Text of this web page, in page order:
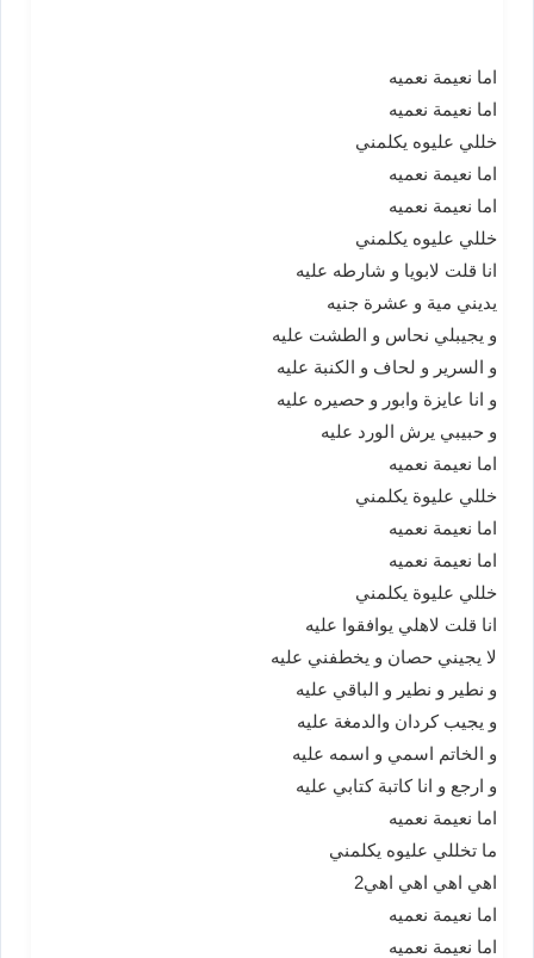
اما نعيمة نعميه
اما نعيمة نعميه
خللي عليوه يكلمني
اما نعيمة نعميه
اما نعيمة نعميه
خللي عليوه يكلمني
انا قلت لابويا و شارطه عليه
يديني مية و عشرة جنيه
و يجيبلي نحاس و الطشت عليه
و السرير و لحاف و الكنبة عليه
و انا عايزة وابور و حصيره عليه
و حبيبي يرش الورد عليه
اما نعيمة نعميه
خللي عليوة يكلمني
اما نعيمة نعميه
اما نعيمة نعميه
خللي عليوة يكلمني
انا قلت لاهلي يوافقوا عليه
لا يجيني حصان و يخطفني عليه
و نطير و نطير و الباقي عليه
و يجيب كردان والدمغة عليه
و الخاتم اسمي و اسمه عليه
و ارجع و انا كاتبة كتابي عليه
اما نعيمة نعميه
ما تخللي عليوه يكلمني
اهي اهي اهي اهي2
اما نعيمة نعميه
اما نعيمة نعميه